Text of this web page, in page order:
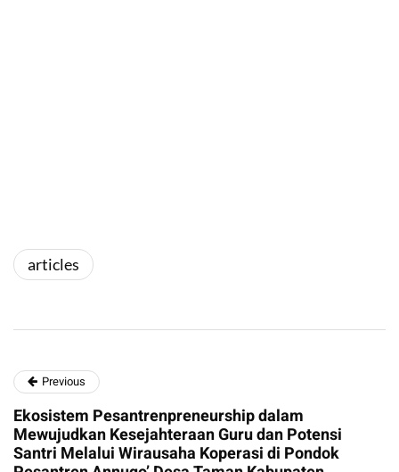
articles
Previous
Ekosistem Pesantrenpreneurship dalam
Mewujudkan Kesejahteraan Guru dan Potensi
Santri Melalui Wirausaha Koperasi di Pondok